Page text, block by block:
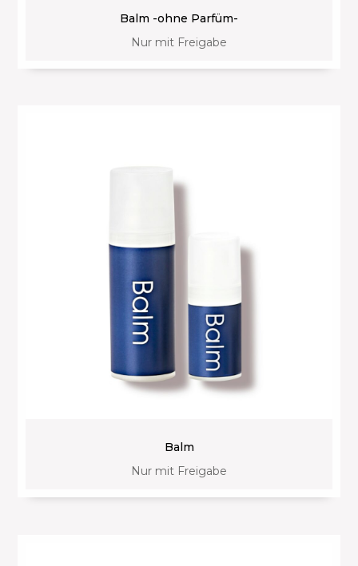
Balm -ohne Parfüm-
Nur mit Freigabe
Balm
Nur mit Freigabe